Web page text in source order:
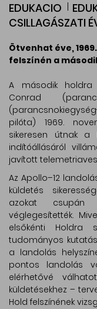
EDUKACIO
CSILLAGÁSZATI
Ötvenhat éve,
felszínén a
A második holdra
Conrad
pilóta) 1969.
sikeresen útnak a
indítóállásáról
javított
Az Apollo–12
küldetés
azokat csupán
véglegesítették.
elsőkénti Holdra
tudományos
a landolás
pontos landolás
elérhetővé
küldetésekhez –
Hold felszínének